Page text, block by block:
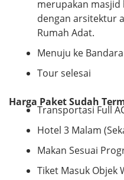
merupakan masjid
dengan arsitektur
Rumah Adat.
Menuju ke
Tour selesai
Harga Paket Sudah
Transportasi Full
Hotel 3 Malam
Makan Sesuai
Tiket Masuk Objek